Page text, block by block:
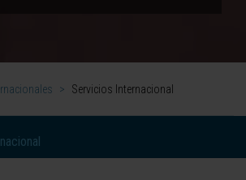
> Servicios Internacional